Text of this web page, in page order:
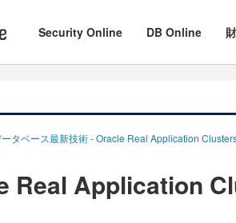
Security Online DB Online
タベース最新技術 - Oracle Real Application
Real Application